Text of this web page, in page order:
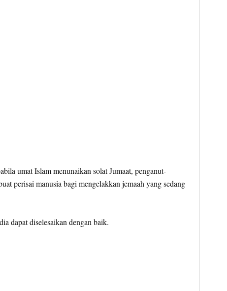
umat Islam menunaikan solat Jumaat, penganut-
perisai manusia bagi mengelakkan jemaah yang sedang
dapat diselesaikan dengan baik.